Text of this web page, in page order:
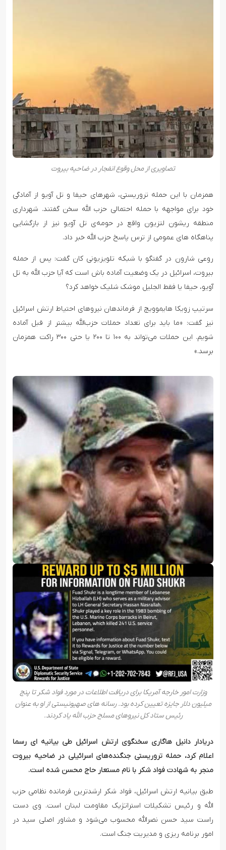
تصاویری از محل وقوع انفجار در ضاحیه بیروت
همزمان با این حمله تروریستی، شهرهای حیفا و تل آویو از آمادگی
خود برای مواجهه با حمله احتمالی حزب الله سخن گفتند. شهرداری
منطقه ریشون لتزیون واقع در حومه‌ی تل آویو نیز از بازگشایی
پناهگاه های عمومی از ترس پاسخ حزب الله خبر داد.
روعی شارون در گفتگو با شبکه تلویزیونی کان گفت: پس از حمله
بیروت، اسرائیل در یک وضعیت آماده باش است که آیا حزب الله به تل
آویو، حیفا یا فقط الجلیل موشک شلیک خواهد کرد؟
سرتیپ زویکا هایموویچ از فرماندهان نیروهای احتیاط ارتش اسرائیل
نیز گفت: «ما باید برای تعداد حملات حزب‌الله بیشتر از قبل آماده
شویم. این حملات می‌تواند به ۱۰۰ تا ۲۰۰ یا حتی ۳۰۰ راکت همزمان
برسد.»
وزارت امور خارجه آمریکا برای دریافت اطلاعات در مورد فواد شکر تا پنج
میلیون دلار جایزه تعیین کرده بود. رسانه های صهیونیستی از او به عنوان
رئیس ستاد کل نیروهای مسلح حزب الله یاد کردند.
دریادار دانیل هاگاری سخنگوی ارتش اسرائیل طی بیانیه ای رسما
اعلام کرد، حمله تروریستی جنگنده‌های اسرائیلی در ضاحیه بیروت
منجر به شهادت فواد شکر با نام مستعار حاج محسن شده است.
طبق بیانیه ارتش اسرائیل، فواد شکر ارشدترین فرمانده نظامی حزب
الله و رئیس تشکیلات استراتژیک مقاومت لبنان است. وی دست
راست سید حسن نصرالله محسوب می‌شود و مشاور اصلی سید در
امور برنامه ریزی و مدیریت جنگ است.